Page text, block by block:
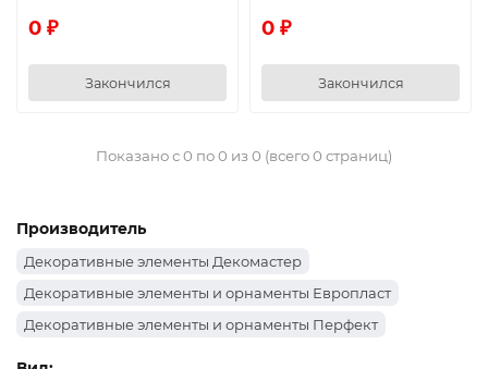
0 ₽
Закончился
0 ₽
Закончился
Показано с 0 по 0 из 0 (всего 0 страниц)
Производитель
Декоративные элементы Декомастер
Декоративные элементы и орнаменты Европласт
Декоративные элементы и орнаменты Перфект